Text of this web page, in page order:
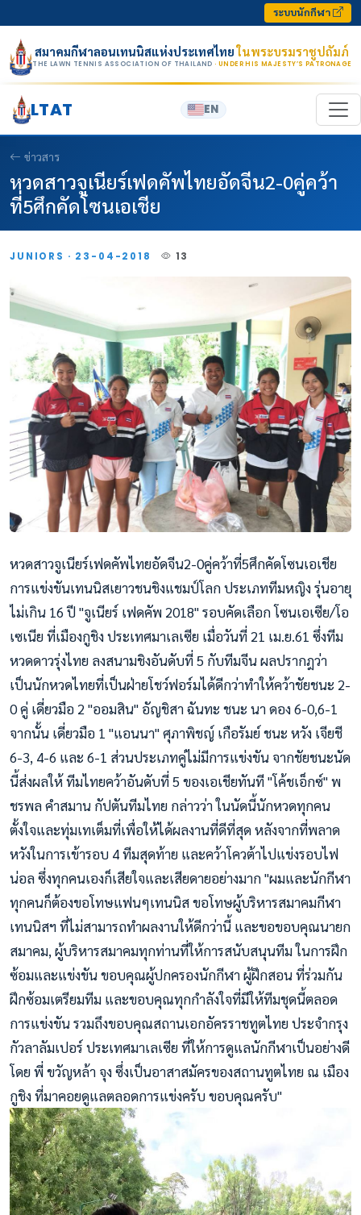
ระบบนักกีฬา
สมาคมกีฬาลอนเทนนิสแห่งประเทศไทยในพระบรมราชูปถัมภ์
THE LAWN TENNIS ASSOCIATION OF THAILAND · UNDER HIS MAJESTY’S PATRONAGE
LTAT EN
ข่าวสาร
หวดสาวจูเนียร์เฟดคัพไทยอัดจีน2-0คู่คว้า
ที่5ศึกคัดโซนเอเชีย
JUNIORS · 23-04-2018 13
หวดสาวจูเนียร์เฟดคัพไทยอัดจีน2-0คู่คว้าที่5ศึกคัดโซนเอเชีย
การแข่งขันเทนนิสเยาวชนชิงแชมป์โลก ประเภททีมหญิง รุ่นอายุ
ไม่เกิน 16 ปี "จูเนียร์ เฟดคัพ 2018" รอบคัดเลือก โซนเอเซีย/โอ
เซเนีย ที่เมืองกูชิง ประเทศมาเลเซีย เมื่อวันที่ 21 เม.ย.61 ซึ่งทีม
หวดดาวรุ่งไทย ลงสนามชิงอันดับที่ 5 กับทีมจีน ผลปรากฎว่า
เป็นนักหวดไทยที่เป็นฝ่ายโชว์ฟอร์มได้ดีกว่าทำให้คว้าชัยชนะ 2-
0 คู่ เดี่ยวมือ 2 "ออมสิน" อัญชิสา ฉันทะ ชนะ นา ดอง 6-0,6-1
จากนั้น เดี่ยวมือ 1 "แอนนา" ศุภาพิชญ์ เกือรัมย์ ชนะ หวัง เจียชี
6-3, 4-6 และ 6-1 ส่วนประเภทคู่ไม่มีการแข่งขัน จากชัยชนะนัด
นี้ส่งผลให้ ทีมไทยคว้าอันดับที่ 5 ของเอเชียทันที "โค้ชเอ็กซ์" พ
ชรพล คำสมาน กัปตันทีมไทย กล่าวว่า ในนัดนี้นักหวดทุกคน
ตั้งใจและทุ่มเทเต็มที่เพื่อให้ได้ผลงานที่ดีที่สุด หลังจากที่พลาด
หวังในการเข้ารอบ 4 ทีมสุดท้าย และคว้าโควต้าไปแข่งรอบไฟ
น่อล ซึ่งทุกคนเองก็เสียใจและเสียดายอย่างมาก "ผมและนักกีฬา
ทุกคนก็ต้องขอโทษแฟนๆเทนนิส ขอโทษผู้บริหารสมาคมกีฬา
เทนนิสฯ ที่ไม่สามารถทำผลงานให้ดีกว่านี้ และขอขอบคุณนายก
สมาคม, ผู้บริหารสมาคมทุกท่านที่ให้การสนับสนุนทีม ในการฝึก
ซ้อมและแข่งขัน ขอบคุณผู้ปกครองนักกีฬา ผู้ฝึกสอน ที่ร่วมกัน
ฝึกซ้อมเตรียมทีม และขอบคุณทุกกำลังใจที่มีให้ทีมชุดนี้ตลอด
การแข่งขัน รวมถึงขอบคุณสถานเอกอัครราชทูตไทย ประจำกรุง
กัวลาลัมเปอร์ ประเทศมาเลเซีย ที่ให้การดูแลนักกีฬาเป็นอย่างดี
โดย พี่ ขวัญหล้า จุง ซึ่งเป็นอาสาสมัครของสถานทูตไทย ณ เมือง
กูชิง ที่มาคอยดูแลตลอดการแข่งครับ ขอบคุณครับ"